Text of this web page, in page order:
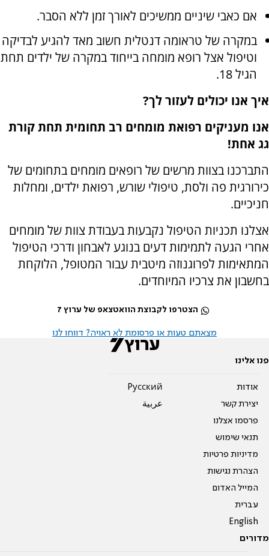
אם כאבי שיניים ממשיכים לאורך זמן ללא הסבר.
במקרה של טראומה דנטלית חשוב מאד להגיע לבדיקה
וטיפול אצל רופא מומחה בייחוד במקרה של ילדים תחת
הגיל 18.
איך אנו יכולים לעזור לך?
אנו מעניקים רפואת מומחים רב תחומית תחת קורת
גג אחת!
התברכנו בצוות מרשים של רופאים מומחים בתחומים של
כירורגית פה ולסת, טיפולי שורש, רפואת ילדים, ומחלות
חניכיים.
אצלנו תכניות הטיפול נקבעות בעבודת צוות של מומחים
אחרי הגעה לתמימות דעים בנוגע לאבחון ודרכי הטיפול
המתאימות לפרוגנוזה מיטבית עבור המטופל, הלוקחת
בחשבון את צרכיו המיוחדים.
הצטרפו לקבוצת הוואטצאפ של ערוץ 7
מצאתם טעות או פרסומת לא ראויה? דווחו לנו
פנו אלינו
אודות
יצירת קשר
פרסמו אצלנו
תנאי שימוש
מדיניות פרטיות
הצהרת נגישות
המייל האדום
עברית
English
Pусский
عربية
מדורים